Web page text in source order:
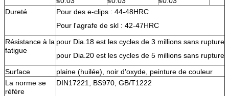
Dureté
Pour des e-clips : 44-48HRC
Pour l'agrafe de skl : 42-47HRC
Résistance à la
fatigue
pour Dia.18 est les cycles de 3 millions sans rupture
pour Dia.20 est les cycles de 5 millions sans rupture
Surface
plaine (huilée), noir d'oxyde, peinture de couleur
La norme se
réfère
DIN17221, BS970, GB/T1222